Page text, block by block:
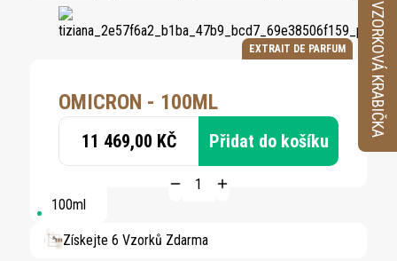
EXTRAIT DE PARFUM
OMICRON - 100ML
11 469,00 KČ Přidat do košíku
100ml
Získejte 6 Vzorků Zdarma
VZORKOVÁ KRABIČKA